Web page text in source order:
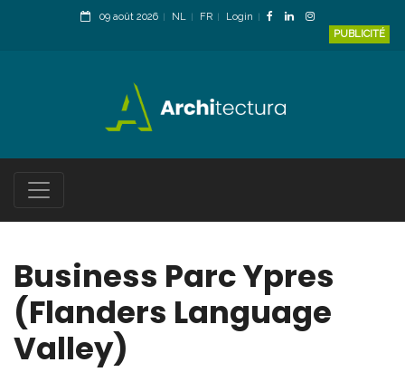
09 août 2026 NL FR
Login
PUBLICITÉ
Business Parc Ypres
(Flanders Language
Valley)